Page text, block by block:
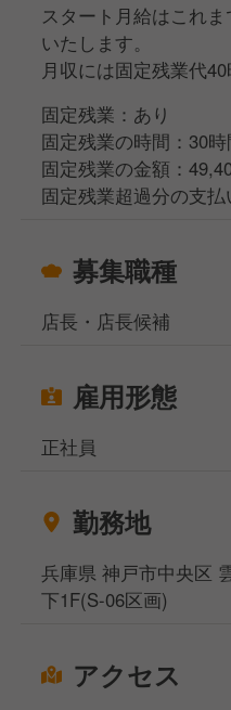
スタート月給はこれ
いたします。
月収には固定残業代40
固定残業：あり
固定残業の時間：30時
固定残業の金額：
固定残業超過分の支払
募集職種
店長・店長候補
雇用形態
正社員
勤務地
兵庫県 神戸市中央区
下1F(S-06区画)
アクセス